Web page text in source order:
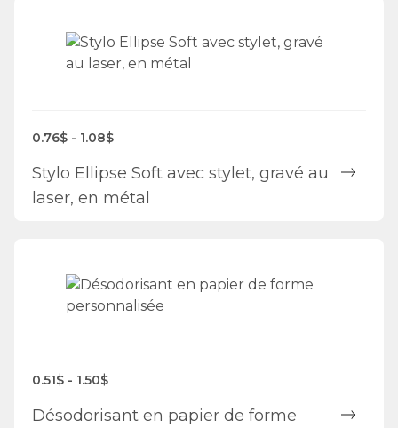
0.76$ - 1.08$
Stylo Ellipse Soft avec stylet, gravé au
laser, en métal
0.51$ - 1.50$
Désodorisant en papier de forme